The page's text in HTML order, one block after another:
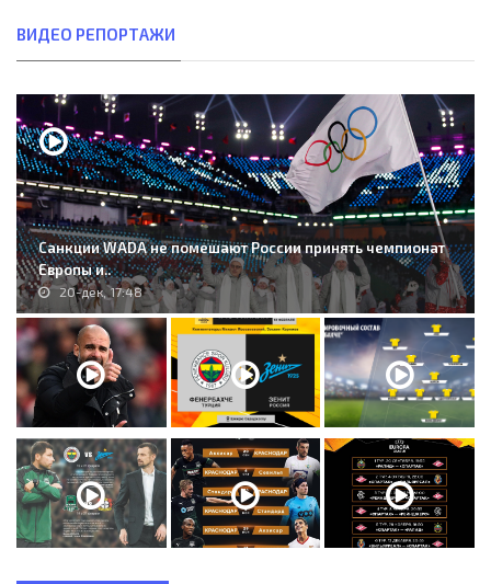
ВИДЕО РЕПОРТАЖИ
Санкции WADA не помешают России принять чемпионат
Европы и..
20-дек, 17:48